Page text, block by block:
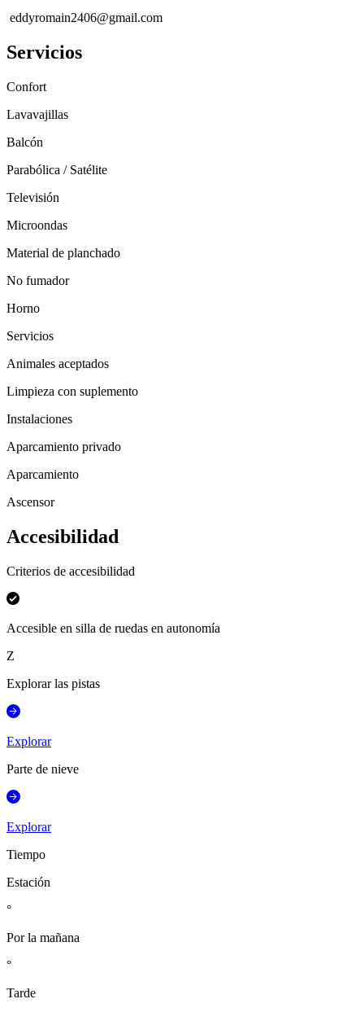
eddyromain2406@gmail.com
Servicios
Confort
Lavavajillas
Balcón
Parabólica / Satélite
Televisión
Microondas
Material de planchado
No fumador
Horno
Servicios
Animales aceptados
Limpieza con suplemento
Instalaciones
Aparcamiento privado
Aparcamiento
Ascensor
Accesibilidad
Criterios de accesibilidad
Accesible en silla de ruedas en autonomía
Z
Explorar las pistas
Explorar
Parte de nieve
Explorar
Tiempo
Estación
°
Por la mañana
°
Tarde